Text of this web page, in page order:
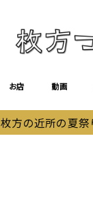
お店 動画
枚方の近所の夏